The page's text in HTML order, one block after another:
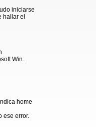
iniciarse
hallar el
Win..
home
ese error.